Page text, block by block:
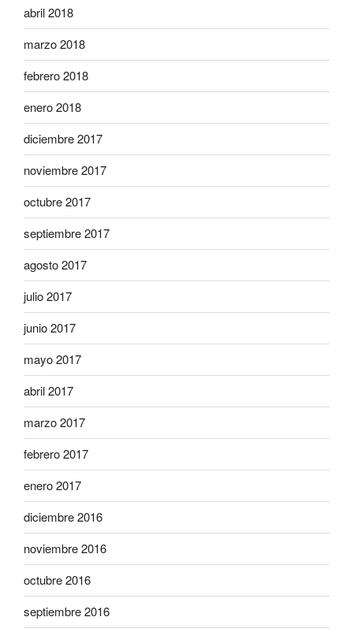
abril 2018
marzo 2018
febrero 2018
enero 2018
diciembre 2017
noviembre 2017
octubre 2017
septiembre 2017
agosto 2017
julio 2017
junio 2017
mayo 2017
abril 2017
marzo 2017
febrero 2017
enero 2017
diciembre 2016
noviembre 2016
octubre 2016
septiembre 2016